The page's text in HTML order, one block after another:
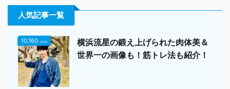
人気記事一覧
10,160 view
横浜流星の鍛え上げられた肉体美＆
世界一の画像も！筋トレ法も紹介！